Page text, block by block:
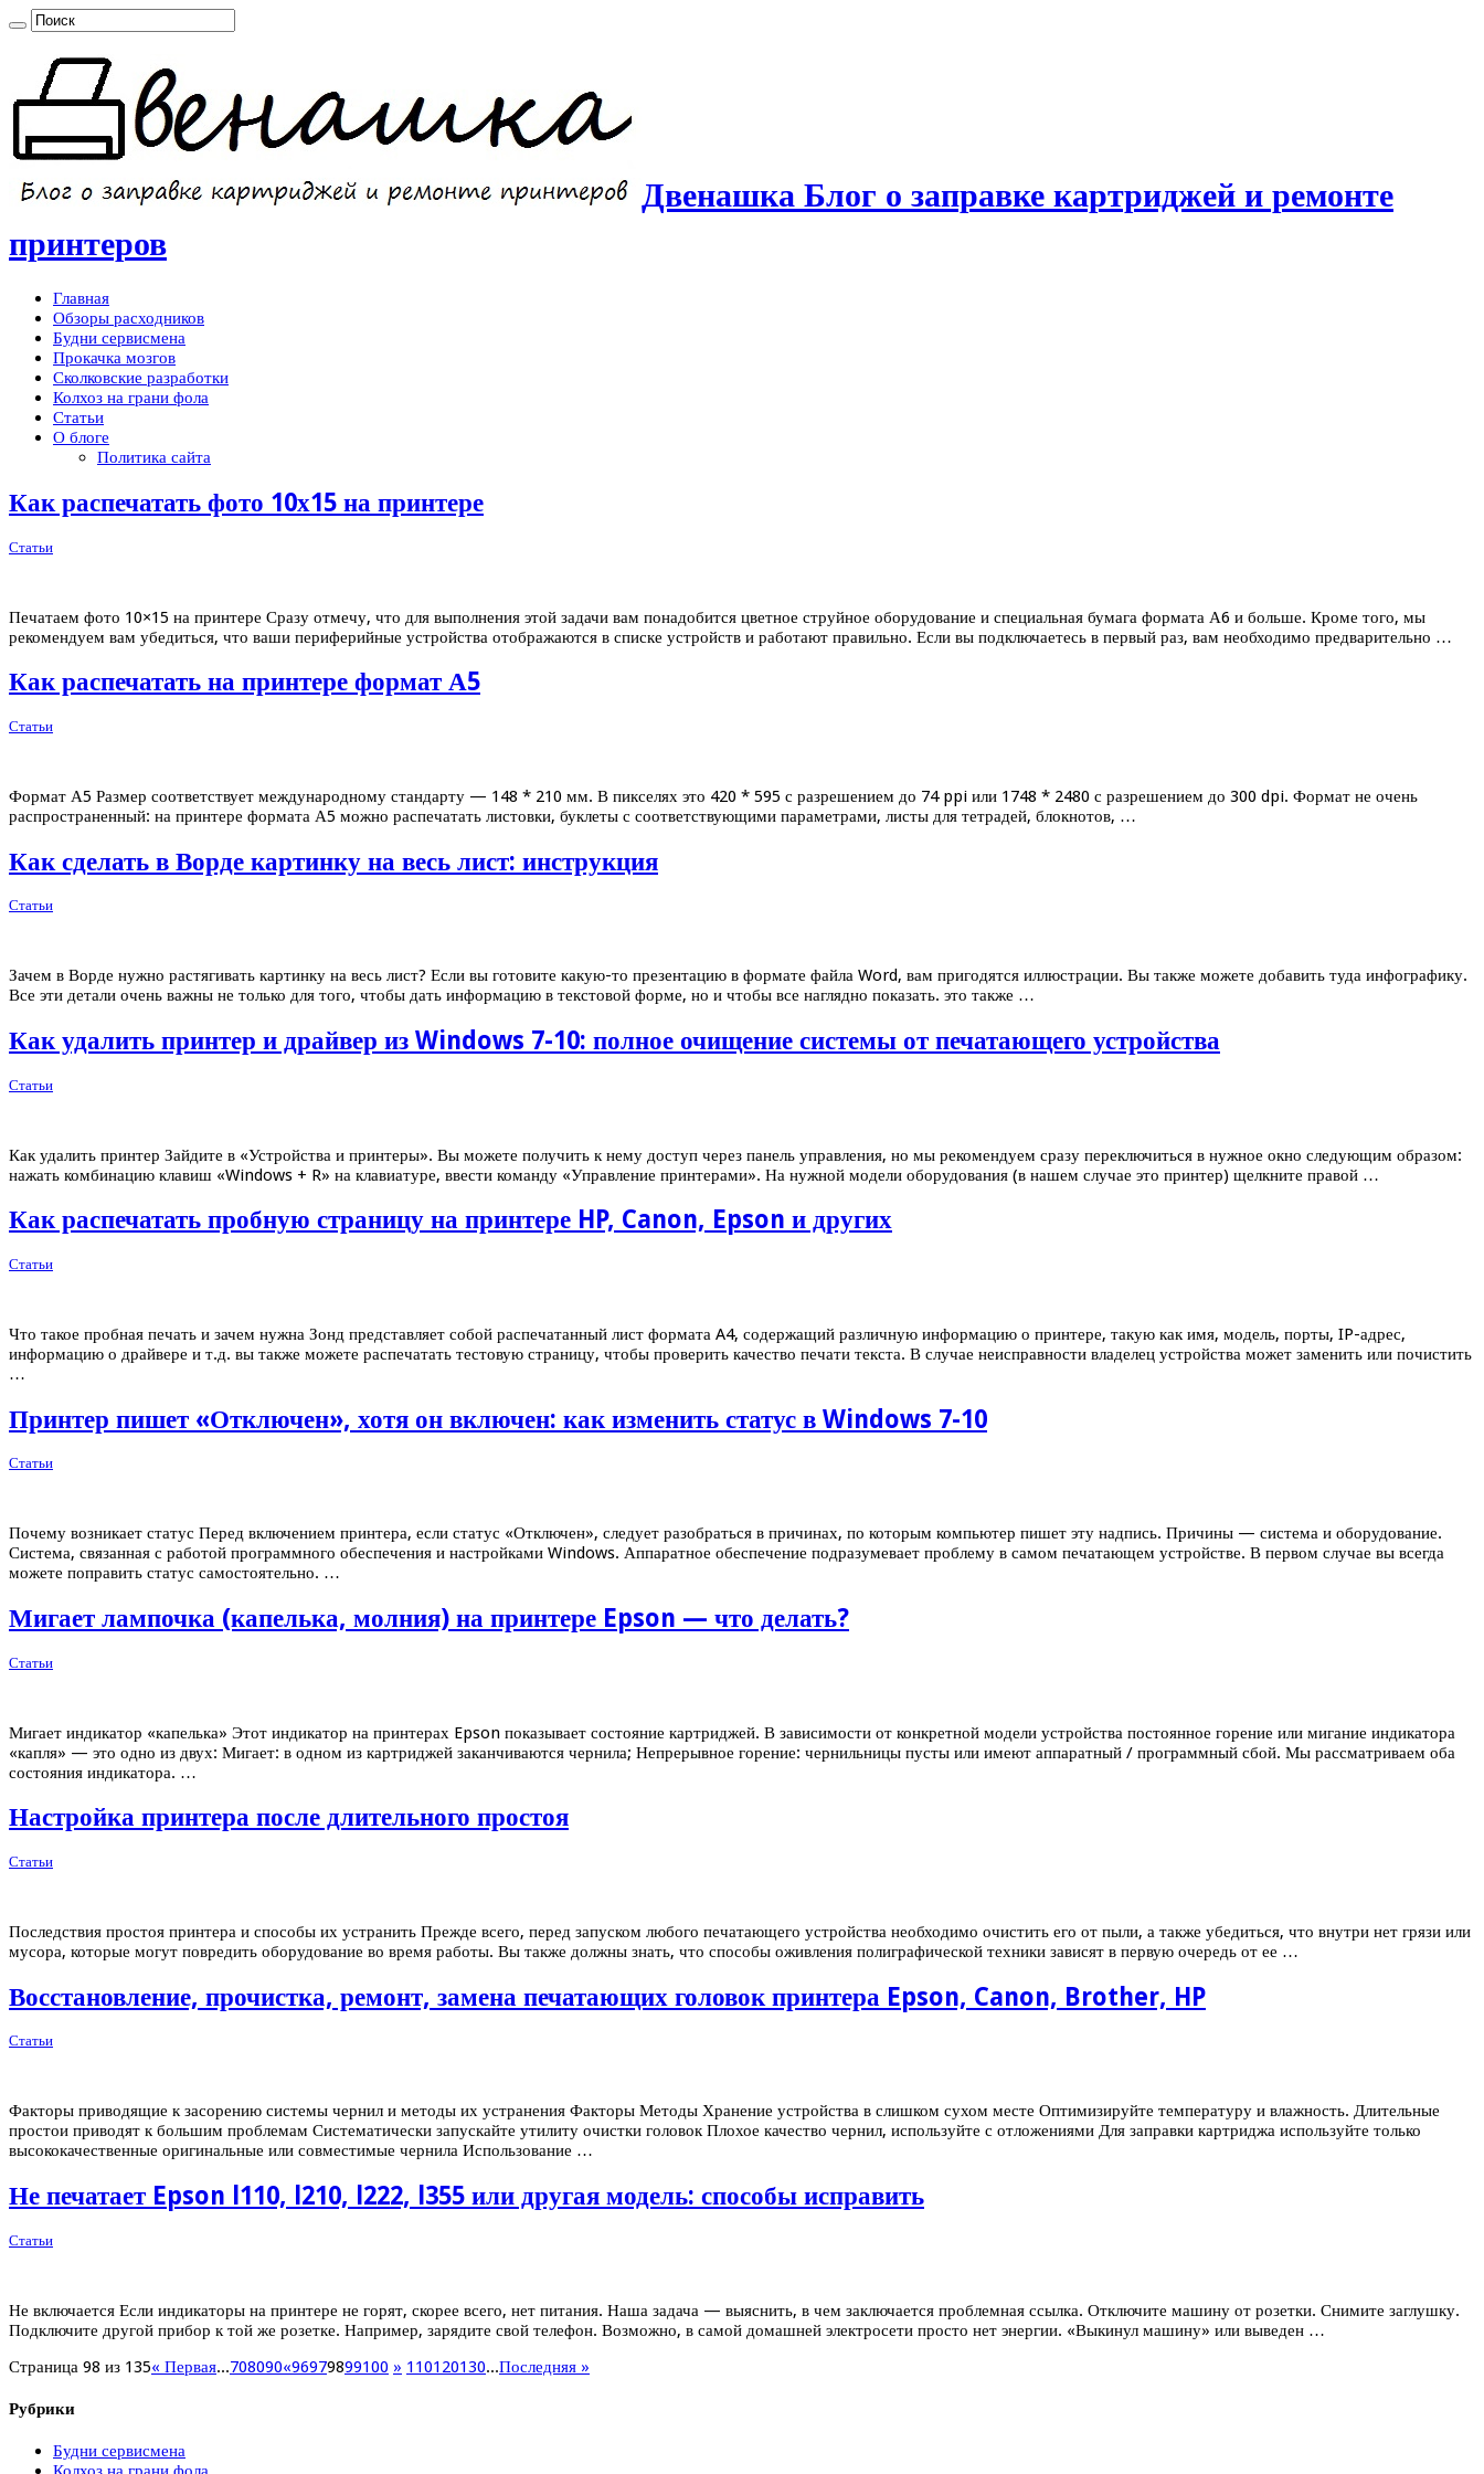
Двенашка Блог о заправке картриджей и ремонте
принтеров
Главная
Обзоры расходников
Будни сервисмена
Прокачка мозгов
Сколковские разработки
Колхоз на грани фола
Статьи
О блоге
Политика сайта
Как распечатать фото 10х15 на принтере
Статьи
Печатаем фото 10×15 на принтере Сразу отмечу, что для выполнения этой задачи вам понадобится цветное струйное оборудование и специальная бумага формата А6 и больше. Кроме того, мы
рекомендуем вам убедиться, что ваши периферийные устройства отображаются в списке устройств и работают правильно. Если вы подключаетесь в первый раз, вам необходимо предварительно …
Как распечатать на принтере формат А5
Статьи
Формат А5 Размер соответствует международному стандарту — 148 * 210 мм. В пикселях это 420 * 595 с разрешением до 74 ppi или 1748 * 2480 с разрешением до 300 dpi. Формат не очень
распространенный: на принтере формата А5 можно распечатать листовки, буклеты с соответствующими параметрами, листы для тетрадей, блокнотов, …
Как сделать в Ворде картинку на весь лист: инструкция
Статьи
Зачем в Ворде нужно растягивать картинку на весь лист? Если вы готовите какую-то презентацию в формате файла Word, вам пригодятся иллюстрации. Вы также можете добавить туда инфографику.
Все эти детали очень важны не только для того, чтобы дать информацию в текстовой форме, но и чтобы все наглядно показать. это также …
Как удалить принтер и драйвер из Windows 7-10: полное очищение системы от печатающего устройства
Статьи
Как удалить принтер Зайдите в «Устройства и принтеры». Вы можете получить к нему доступ через панель управления, но мы рекомендуем сразу переключиться в нужное окно следующим образом:
нажать комбинацию клавиш «Windows + R» на клавиатуре, ввести команду «Управление принтерами». На нужной модели оборудования (в нашем случае это принтер) щелкните правой …
Как распечатать пробную страницу на принтере HP, Canon, Epson и других
Статьи
Что такое пробная печать и зачем нужна Зонд представляет собой распечатанный лист формата A4, содержащий различную информацию о принтере, такую ​​как имя, модель, порты, IP-адрес,
информацию о драйвере и т.д. вы также можете распечатать тестовую страницу, чтобы проверить качество печати текста. В случае неисправности владелец устройства может заменить или почистить
…
Принтер пишет «Отключен», хотя он включен: как изменить статус в Windows 7-10
Статьи
Почему возникает статус Перед включением принтера, если статус «Отключен», следует разобраться в причинах, по которым компьютер пишет эту надпись. Причины — система и оборудование.
Система, связанная с работой программного обеспечения и настройками Windows. Аппаратное обеспечение подразумевает проблему в самом печатающем устройстве. В первом случае вы всегда
можете поправить статус самостоятельно. …
Мигает лампочка (капелька, молния) на принтере Epson — что делать?
Статьи
Мигает индикатор «капелька» Этот индикатор на принтерах Epson показывает состояние картриджей. В зависимости от конкретной модели устройства постоянное горение или мигание индикатора
«капля» — это одно из двух: Мигает: в одном из картриджей заканчиваются чернила; Непрерывное горение: чернильницы пусты или имеют аппаратный / программный сбой. Мы рассматриваем оба
состояния индикатора. …
Настройка принтера после длительного простоя
Статьи
Последствия простоя принтера и способы их устранить Прежде всего, перед запуском любого печатающего устройства необходимо очистить его от пыли, а также убедиться, что внутри нет грязи или
мусора, которые могут повредить оборудование во время работы. Вы также должны знать, что способы оживления полиграфической техники зависят в первую очередь от ее …
Восстановление, прочистка, ремонт, замена печатающих головок принтера Epson, Canon, Brother, HP
Статьи
Факторы приводящие к засорению системы чернил и методы их устранения Факторы Методы Хранение устройства в слишком сухом месте Оптимизируйте температуру и влажность. Длительные
простои приводят к большим проблемам Систематически запускайте утилиту очистки головок Плохое качество чернил, используйте с отложениями Для заправки картриджа используйте только
высококачественные оригинальные или совместимые чернила Использование …
Не печатает Epson l110, l210, l222, l355 или другая модель: способы исправить
Статьи
Не включается Если индикаторы на принтере не горят, скорее всего, нет питания. Наша задача — выяснить, в чем заключается проблемная ссылка. Отключите машину от розетки. Снимите заглушку.
Подключите другой прибор к той же розетке. Например, зарядите свой телефон. Возможно, в самой домашней электросети просто нет энергии. «Выкинул машину» или выведен …
Страница 98 из 135« Первая...708090«96979899100 » 110120130...Последняя »
Рубрики
Будни сервисмена